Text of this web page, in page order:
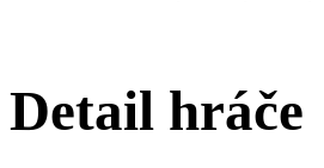
Detail hráče